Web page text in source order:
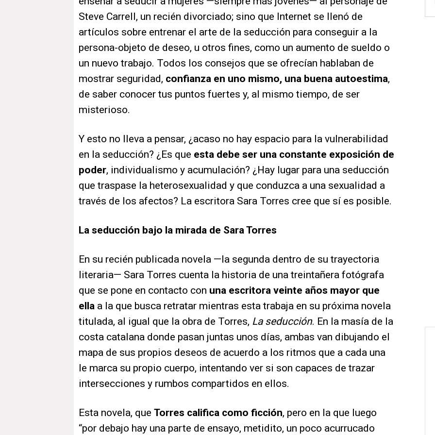
Steve Carrell, un recién divorciado; sino que Internet se llenó de
artículos sobre entrenar el arte de la seducción para conseguir a la
persona-objeto de deseo, u otros fines, como un aumento de sueldo o
un nuevo trabajo. Todos los consejos que se ofrecían hablaban de
mostrar seguridad, confianza en uno mismo, una buena autoestima,
de saber conocer tus puntos fuertes y, al mismo tiempo, de ser
misterioso.
Y esto no lleva a pensar, ¿acaso no hay espacio para la vulnerabilidad
en la seducción? ¿Es que esta debe ser una constante exposición de
poder, individualismo y acumulación? ¿Hay lugar para una seducción
que traspase la heterosexualidad y que conduzca a una sexualidad a
través de los afectos? La escritora Sara Torres cree que sí es posible.
La seducción bajo la mirada de Sara Torres
En su recién publicada novela —la segunda dentro de su trayectoria
literaria— Sara Torres cuenta la historia de una treintañera fotógrafa
que se pone en contacto con una escritora veinte años mayor que
ella a la que busca retratar mientras esta trabaja en su próxima novela
titulada, al igual que la obra de Torres, La seducción. En la masía de la
costa catalana donde pasan juntas unos días, ambas van dibujando el
mapa de sus propios deseos de acuerdo a los ritmos que a cada una
le marca su propio cuerpo, intentando ver si son capaces de trazar
intersecciones y rumbos compartidos en ellos.
Esta novela, que Torres califica como ficción, pero en la que luego
“por debajo hay una parte de ensayo, metidito, un poco acurrucado